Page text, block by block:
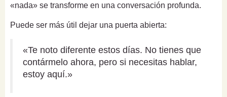
«nada» se transforme en una conversación profunda.
Puede ser más útil dejar una puerta abierta:
«Te noto diferente estos días. No tienes que
contármelo ahora, pero si necesitas hablar,
estoy aquí.»